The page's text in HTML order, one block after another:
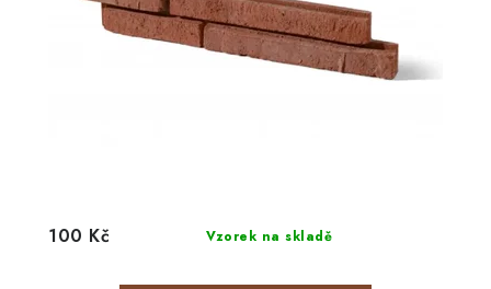
Vzorek na skladě
100 Kč